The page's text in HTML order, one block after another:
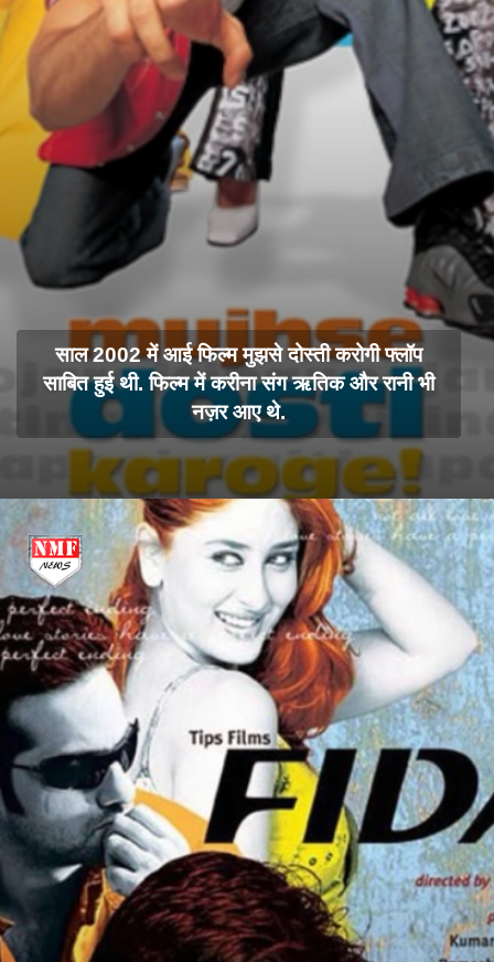
साल 2002 में आई फिल्म मुझसे दोस्ती करोगी फ्लॉप
साबित हुई थी. फिल्म में करीना संग ऋतिक और रानी भी
नज़र आए थे.